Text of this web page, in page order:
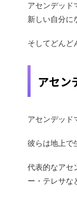
アセンデッド
新しい自分に
そしてどんど
アセン
アセンデッド
彼らは地上で
代表的なアセ
ー・テレサな